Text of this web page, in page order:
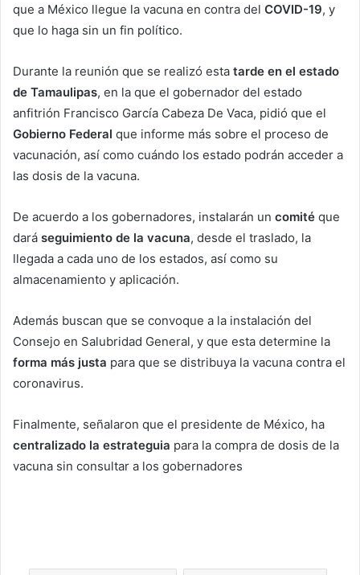
que a México llegue la vacuna en contra del COVID-19, y
que lo haga sin un fin político.
Durante la reunión que se realizó esta tarde en el estado
de Tamaulipas, en la que el gobernador del estado
anfitrión Francisco García Cabeza De Vaca, pidió que el
Gobierno Federal que informe más sobre el proceso de
vacunación, así como cuándo los estado podrán acceder a
las dosis de la vacuna.
De acuerdo a los gobernadores, instalarán un comité que
dará seguimiento de la vacuna, desde el traslado, la
llegada a cada uno de los estados, así como su
almacenamiento y aplicación.
Además buscan que se convoque a la instalación del
Consejo en Salubridad General, y que esta determine la
forma más justa para que se distribuya la vacuna contra el
coronavirus.
Finalmente, señalaron que el presidente de México, ha
centralizado la estrateguia para la compra de dosis de la
vacuna sin consultar a los gobernadores